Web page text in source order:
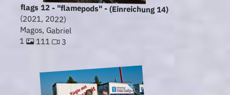
flags 12 - "flamepods" - (Einreichung 14)
(2021, 2022)
Magos, Gabriel
1 111 3